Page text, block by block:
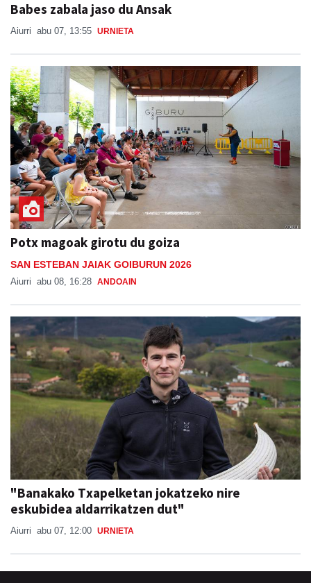
Babes zabala jaso du Ansak
Aiurri abu 07, 13:55 URNIETA
Potx magoak girotu du goiza
SAN ESTEBAN JAIAK GOIBURUN 2026
Aiurri abu 08, 16:28 ANDOAIN
"Banakako Txapelketan jokatzeko nire
eskubidea aldarrikatzen dut"
Aiurri abu 07, 12:00 URNIETA